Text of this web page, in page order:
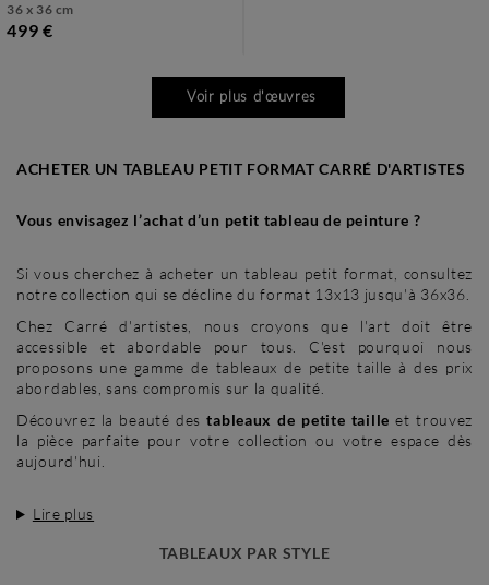
36 x 36 cm
499 €
Voir plus d'œuvres
ACHETER UN TABLEAU PETIT FORMAT CARRÉ D'ARTISTES
Vous envisagez l’achat d’un petit tableau de peinture ?
Si vous cherchez à acheter un tableau petit format, consultez
notre collection qui se décline du format 13x13 jusqu'à 36x36.
Chez Carré d'artistes, nous croyons que l'art doit être
accessible et abordable pour tous. C'est pourquoi nous
proposons une gamme de tableaux de petite taille à des prix
abordables, sans compromis sur la qualité.
Découvrez la beauté des tableaux de petite taille et trouvez
la pièce parfaite pour votre collection ou votre espace dès
aujourd'hui.
Lire plus
TABLEAUX PAR STYLE